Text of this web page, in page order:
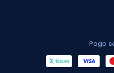
Pago